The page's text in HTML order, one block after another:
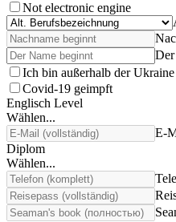
Not electronic engine
Ich bin außerhalb der Ukraine
Covid-19 geimpft
Englisch Level
Wählen...
E-
Diplom
Wählen...